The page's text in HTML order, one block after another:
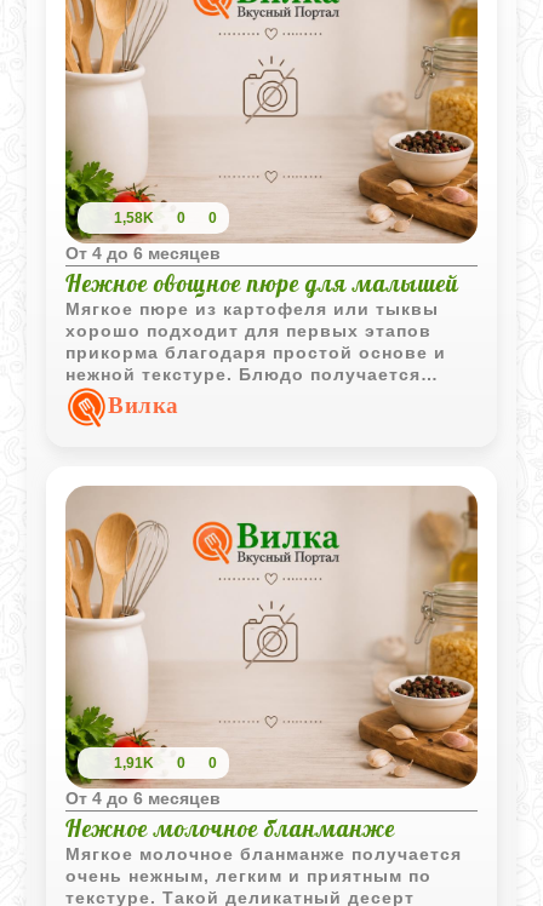
1,58K 0 0
Oт 4 до 6 месяцев
Нежное овощное пюре для малышей
Мягкое пюре из картофеля или тыквы
хорошо подходит для первых этапов
прикорма благодаря простой основе и
нежной текстуре. Блюдо получается
легким, однородным и удобным для
детского питания.
Вилка
1,91K 0 0
Oт 4 до 6 месяцев
Нежное молочное бланманже
Мягкое молочное бланманже получается
очень нежным, легким и приятным по
текстуре. Такой деликатный десерт